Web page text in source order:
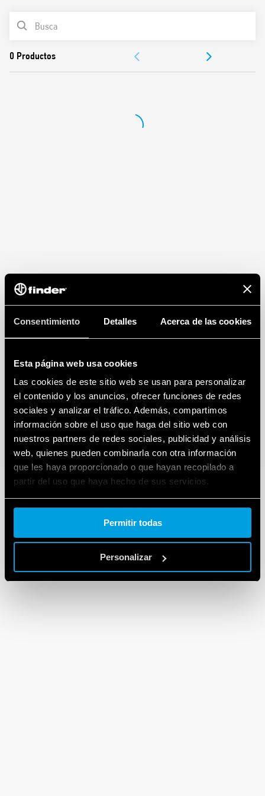
Consentimiento Detalles Acerca de las cookies
Esta página web usa cookies
Las cookies de este sitio web se usan para personalizar
el contenido y los anuncios, ofrecer funciones de redes
sociales y analizar el tráfico. Además, compartimos
información sobre el uso que haga del sitio web con
nuestros partners de redes sociales, publicidad y análisis
web, quienes pueden combinarla con otra información
que les haya proporcionado o que hayan recopilado a
partir del uso que haya hecho de sus servicios.
Cookie policy.
Permitir todas
Personalizar
Bobina de CA o bobina de CC
Placa de identificación
Contactos sin cadmio
LISTA DE PRODUCTOS
APROBACIONES